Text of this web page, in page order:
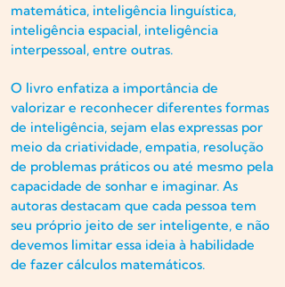
matemática, inteligência linguística,
inteligência espacial, inteligência
interpessoal, entre outras.
O livro enfatiza a importância de
valorizar e reconhecer diferentes formas
de inteligência, sejam elas expressas por
meio da criatividade, empatia, resolução
de problemas práticos ou até mesmo pela
capacidade de sonhar e imaginar. As
autoras destacam que cada pessoa tem
seu próprio jeito de ser inteligente, e não
devemos limitar essa ideia à habilidade
de fazer cálculos matemáticos.